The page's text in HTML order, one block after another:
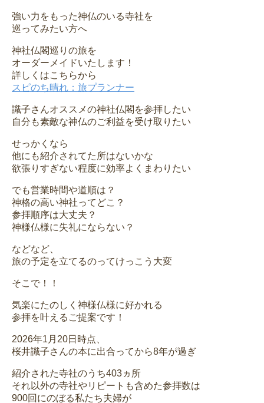
強い力をもった神仏のいる寺社を
巡ってみたい方へ
神社仏閣巡りの旅を
オーダーメイドいたします！
詳しくはこちらから
スピのち晴れ：旅プランナー
識子さんオススメの神社仏閣を参拝したい
自分も素敵な神仏のご利益を受け取りたい
せっかくなら
他にも紹介されてた所はないかな
欲張りすぎない程度に効率よくまわりたい
でも営業時間や道順は？
神格の高い神社ってどこ？
参拝順序は大丈夫？
神様仏様に失礼にならない？
などなど、
旅の予定を立てるのってけっこう大変
そこで！！
気楽にたのしく神様仏様に好かれる
参拝を叶えるご提案です！
2026年1月20日時点、
桜井識子さんの本に出合ってから8年が過ぎ
紹介された寺社のうち403ヵ所
それ以外の寺社やリピートも含めた参拝数は
900回にのぼる私たち夫婦が